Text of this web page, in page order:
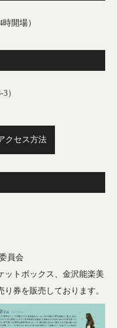
開場）
）
クセス方法
員会
ットボックス、金沢能楽美
券を販売しております。